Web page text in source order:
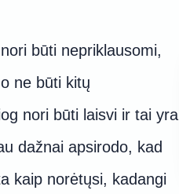
būti nepriklausomi,
ne būti kitų
nori būti laisvi ir tai yra
dažnai apsirodo, kad
kaip norėtųsi, kadangi